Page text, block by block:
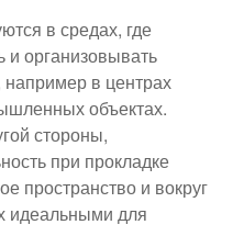
в средах, где
организовывать
в центрах
объектах.
стороны,
при прокладке
пространство и вокруг
идеальными для